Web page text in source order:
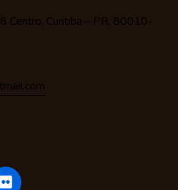
Centro, Curitiba – PR, 80010-